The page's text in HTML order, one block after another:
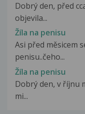
Dobrý den, před
objevila...
Žíla na penisu
Asi před měsicem
penisu..čeho...
Žíla na penisu
Dobrý den, v říjnu
mi...